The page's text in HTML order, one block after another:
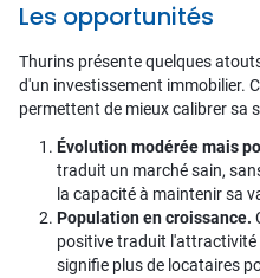
Les opportunités
Thurins présente quelques
d'un investissement immobilier.
permettent de mieux calibrer sa
Évolution modérée mais
traduit un marché sain,
la capacité à maintenir sa
Population en croissance.
positive traduit
signifie plus de locataires